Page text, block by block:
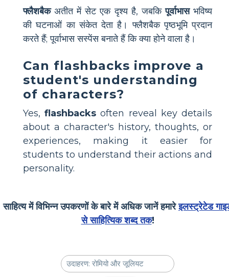
फ्लैशबैकअतीत में सेट एक दृश्य है, जबकिपूर्वाभासभविष्य
की घटनाओं का संकेत देता है। फ्लैशबैक पृष्ठभूमि प्रदान
करते हैं; पूर्वाभास सस्पेंस बनाते हैं कि क्या होने वाला है।
Can flashbacks improve a
student's understanding
of characters?
Yes,flashbacks often reveal key details
about a character's history, thoughts, or
experiences, making it easier for
students to understand their actions and
personality.
साहित्य में विभिन्न उपकरणों के बारे में अधिक जानें हमारेइलस्ट्रेटेड
से साहित्यिक शब्द तक!